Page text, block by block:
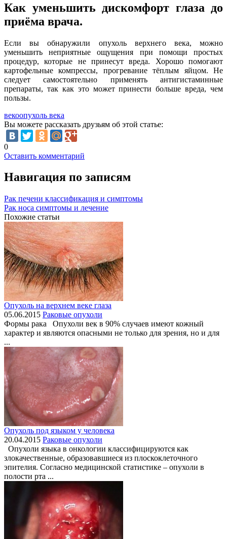
Как уменьшить дискомфорт глаза до
приёма врача.
Если вы обнаружили опухоль верхнего века, можно
уменьшить неприятные ощущения при помощи простых
процедур, которые не принесут вреда. Хорошо помогают
картофельные компрессы, прогревание тёплым яйцом. Не
следует самостоятельно применять антигистаминные
препараты, так как это может принести больше вреда, чем
пользы.
векоопухоль века
Вы можете рассказать друзьям об этой статье:
0
Оставить комментарий
Навигация по записям
Рак печени классификация и симптомы
Рак носа симптомы и лечение
Похожие статьи
Опухоль на верхнем веке глаза
05.06.2015 Раковые опухоли
Формы рака Опухоли век в 90% случаев имеют кожный
характер и являются опасными не только для зрения, но и для
...
Опухоль под языком у человека
20.04.2015 Раковые опухоли
Опухоли языка в онкологии классифицируются как
злокачественные, образовавшиеся из плоскоклеточного
эпителия. Согласно медицинской статистике – опухоли в
полости рта ...